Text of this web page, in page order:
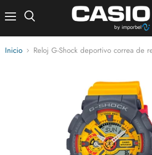
Inicio Reloj G-Shock deportivo correa de